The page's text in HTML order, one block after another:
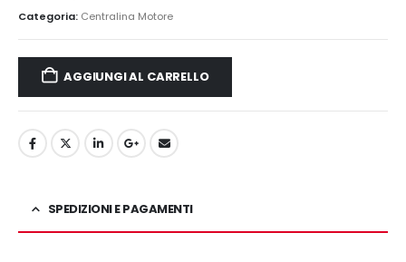
Categoria: Centralina Motore
AGGIUNGI AL CARRELLO
SPEDIZIONI E PAGAMENTI